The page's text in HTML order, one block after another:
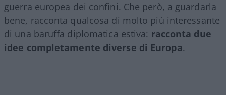
guerra europea dei confini. Che però, a guardarla
bene, racconta qualcosa di molto più interessante
di una baruffa diplomatica estiva: racconta due
idee completamente diverse di Europa.